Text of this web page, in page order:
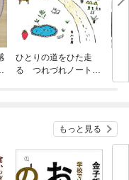
ひとりの道をひた走
る つれづれノート
ラ
もっと見る